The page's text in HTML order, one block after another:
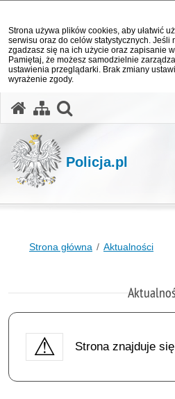
Strona używa plików cookies, aby ułatwić
serwisu oraz do celów statystycznych. Jeśli
zgadzasz się na ich użycie oraz zapisanie
Pamiętaj, że możesz samodzielnie
ustawienia przeglądarki. Brak zmiany
wyrażenie zgody.
Policja.pl
Strona główna Aktualności
Strona znajduje